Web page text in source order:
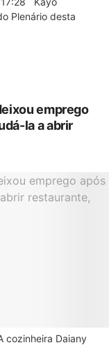
Plenário desta
emprego
la a abrir
cozinheira Daiany